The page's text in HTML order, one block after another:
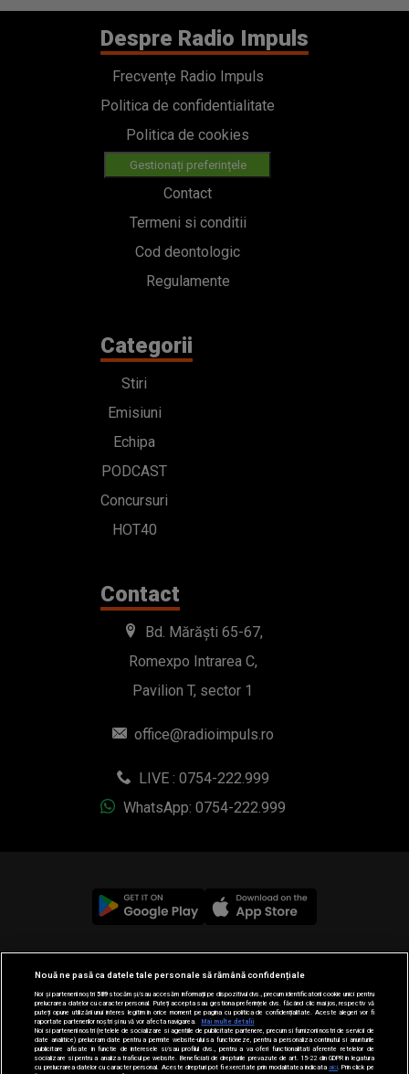
Despre Radio Impuls
Frecvențe Radio Impuls
Politica de confidentialitate
Politica de cookies
Gestionați preferințele
Contact
Termeni si conditii
Cod deontologic
Regulamente
Categorii
Stiri
Emisiuni
Echipa
PODCAST
Concursuri
HOT40
Contact
Bd. Mărăști 65-67,
Romexpo Intrarea C,
Pavilion T, sector 1
office@radioimpuls.ro
LIVE : 0754-222.999
WhatsApp: 0754-222.999
© 2019-2026 DOGAN MEDIA INTERNATIONAL SA, Toate
drepturile rezervate.
Nouă ne pasă ca datele tale personale să rămână confidențiale
Noi și partenerii noștri589stocăm și/sau accesăm informații pe dispozitivul dvs., precum identificatorii cookie unici pentru
prelucrarea datelor cu caracter personal. Puteți accepta sau gestiona preferințele dvs. făcând clic mai jos, respectiv vă
puteți opune utilizării unui interes legitim în orice moment pe pagina cu politica de confidențialitate. Aceste alegeri vor fi
raportate partenerilor noștri și nu vă vor afecta navigarea.
Mai multe detalii
Noi si partenerii nostri (retelele de socializare si agentiile de publicitate partenere, precum si furnizorii nostri de servicii de
date analitice) prelucram date pentru a permite website-ului sa functioneze, pentru a personaliza continutul si anunturile
publicitare afisate in functie de interesele si/sau profilul dvs., pentru a va oferi functionalitati aferente retelelor de
socializare si pentru a analiza traficul pe website. Beneficiati de drepturile prevazute de art. 15-22 din GDPR in legatura
cu prelucrarea datelor cu caracter personal. Aceste drepturi pot fi exercitate prin modalitatea indicataaici . Prin click pe